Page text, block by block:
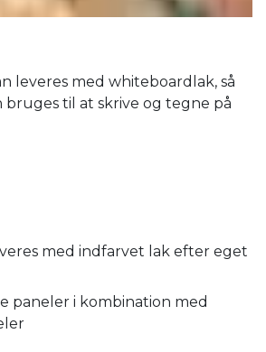
leveres med whiteboardlak, så
til at skrive og tegne på
med indfarvet lak efter eget
paneler i kombination med